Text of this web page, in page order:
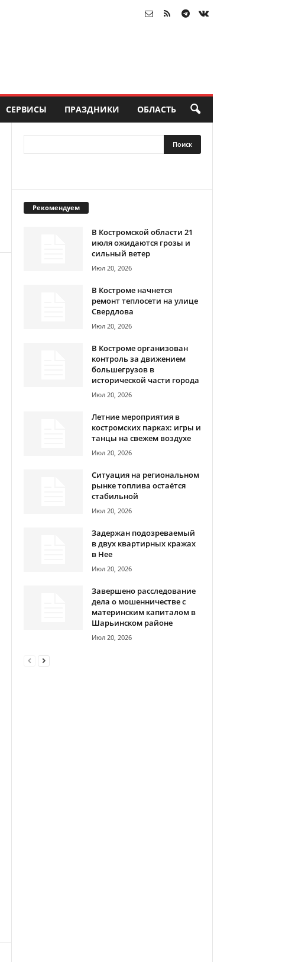
СЕРВИСЫ ПРАЗДНИКИ ОБЛАСТЬ
Рекомендуем
В Костромской области 21
июля ожидаются грозы и
сильный ветер
Июл 20, 2026
В Костроме начнется
ремонт теплосети на улице
Свердлова
Июл 20, 2026
В Костроме организован
контроль за движением
большегрузов в
исторической части города
Июл 20, 2026
Летние мероприятия в
костромских парках: игры и
танцы на свежем воздухе
Июл 20, 2026
Ситуация на региональном
рынке топлива остаётся
стабильной
Июл 20, 2026
Задержан подозреваемый
в двух квартирных кражах
в Нее
Июл 20, 2026
Завершено расследование
дела о мошенничестве с
материнским капиталом в
Шарьинском районе
Июл 20, 2026